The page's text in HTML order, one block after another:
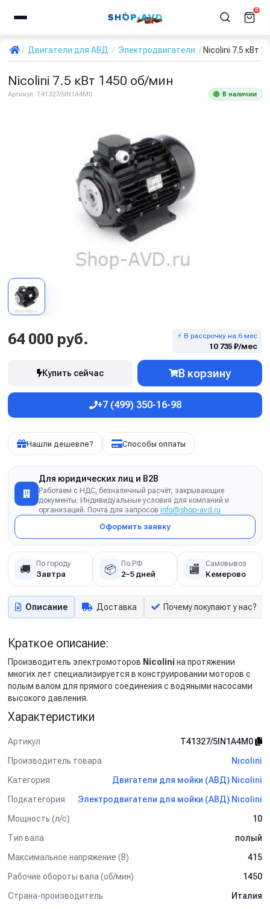
0
Двигатели для АВД Электродвигатели Nicolini 7.5 кВт
Nicolini 7.5 кВт 1450 об/мин
Артикул: T41327/5IN1A4M0 В наличии
64 000 руб. ⚡ В рассрочку на 6 мес
10 735 ₽/мес
Купить сейчас В корзину
+7 (499) 350-16-98
Нашли дешевле? Способы оплаты
Для юридических лиц и B2B
Работаем с НДС, безналичный расчёт, закрывающие
документы. Индивидуальные условия для компаний и
организаций. Почта для запросов info@shop-avd.ru
Оформить заявку
🚚 По городу
Завтра 📦 По РФ
2–5 дней 🏬 Самовывоз
Кемерово
Описание Доставка Почему покупают у нас?
Краткое описание:
Производитель электромоторов Nicolini на протяжении
многих лет специализируется в конструировании моторов с
полым валом для прямого соединения с водяными насосами
высокого давления.
Характеристики
Артикул
T41327/5IN1A4M0
Производитель товара
Nicolini
Категория
Двигатели для мойки (АВД) Nicolini
Подкатегория
Электродвигатели для мойки (АВД) Nicolini
Мощность (л/с)
10
Тип вала
полый
Максимальное напряжение (В)
415
Рабочие обороты вала (об/мин)
1450
Страна-производитель
Италия